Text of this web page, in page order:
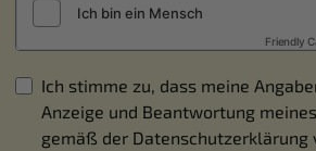
Friendly
Ich stimme zu, dass meine
Anzeige und Beantwortung
gemäß der Datenschutzerklärung